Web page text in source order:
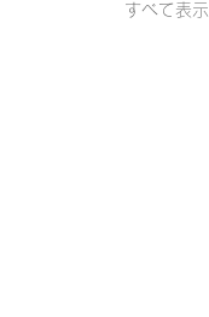
すべて表示